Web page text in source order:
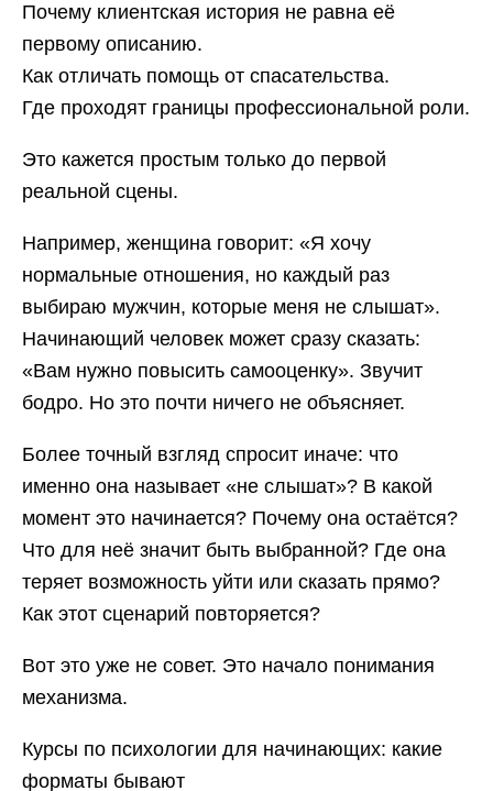
Почему клиентская история не равна её
первому описанию.
Как отличать помощь от спасательства.
Где проходят границы профессиональной роли.
Это кажется простым только до первой
реальной сцены.
Например, женщина говорит: «Я хочу
нормальные отношения, но каждый раз
выбираю мужчин, которые меня не слышат».
Начинающий человек может сразу сказать:
«Вам нужно повысить самооценку». Звучит
бодро. Но это почти ничего не объясняет.
Более точный взгляд спросит иначе: что
именно она называет «не слышат»? В какой
момент это начинается? Почему она остаётся?
Что для неё значит быть выбранной? Где она
теряет возможность уйти или сказать прямо?
Как этот сценарий повторяется?
Вот это уже не совет. Это начало понимания
механизма.
Курсы по психологии для начинающих: какие
форматы бывают